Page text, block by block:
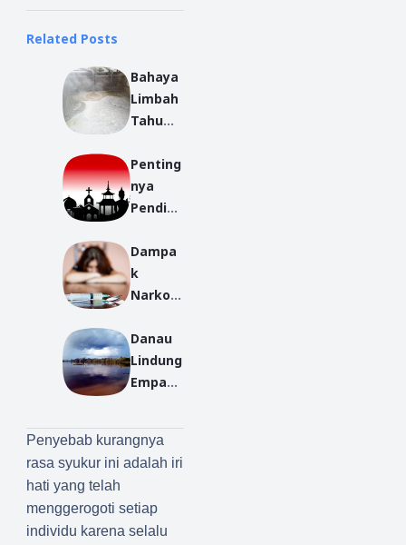
Related Posts
Bahaya
Limbah
Tahu
Masyar
akat
Penting
nya
Pendidi
Agama
di
Lingkun
Keluarg
a dalam
Rangka
angi
Radikali
sme
Dampa
k
Narkob
Remaja
Danau
Lindung
Empang
Warisa
n Alam
Dari
Penyebab kurangnya
rasa syukur ini adalah iri
hati yang telah
menggerogoti setiap
individu karena selalu